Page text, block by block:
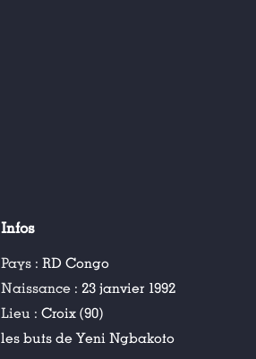
Infos
Pays : RD Congo
Naissance : 23 janvier 1992
Lieu : Croix (90)
les buts de Yeni Ngbakoto